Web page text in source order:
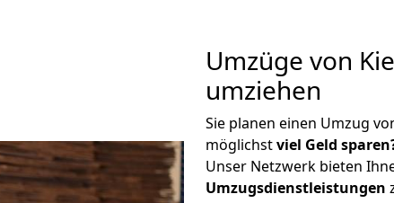
Umzüge von
umziehen
Sie planen einen Umzug
möglichstviel Geld
Unser Netzwerk bieten
Umzugsdienstleistungen